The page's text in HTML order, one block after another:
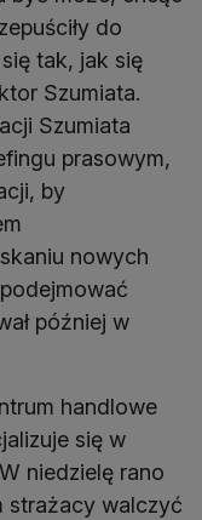
do
tak, jak się
Szumiata.
Szumiata
prasowym,
by
nowych
później w
handlowe
się w
niedzielę rano
strażacy walczyć